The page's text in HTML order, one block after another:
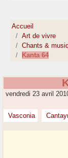
Accueil
Art de vivre
Chants &
Kanta 64
vendredi 23 avril
Vasconia